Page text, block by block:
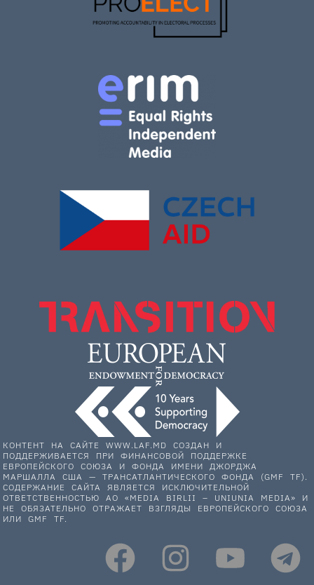
КОНТЕНТ НА САЙТЕ WWW.LAF.MD СОЗДАН И
ПОДДЕРЖИВАЕТСЯ ПРИ ФИНАНСОВОЙ ПОДДЕРЖКЕ
ЕВРОПЕЙСКОГО СОЮЗА И ФОНДА ИМЕНИ ДЖОРДЖА
МАРШАЛЛА США — ТРАНСАТЛАНТИЧЕСКОГО ФОНДА (GMF TF).
СОДЕРЖАНИЕ САЙТА ЯВЛЯЕТСЯ ИСКЛЮЧИТЕЛЬНОЙ
ОТВЕТСТВЕННОСТЬЮ АО «MEDIA BIRLII – UNIUNIA MEDIA» И
НЕ ОБЯЗАТЕЛЬНО ОТРАЖАЕТ ВЗГЛЯДЫ ЕВРОПЕЙСКОГО СОЮЗА
ИЛИ GMF TF.